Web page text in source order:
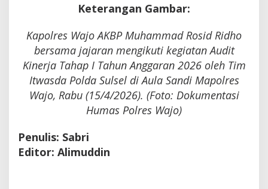
Keterangan Gambar:
Kapolres Wajo AKBP Muhammad Rosid Ridho
bersama jajaran mengikuti kegiatan Audit
Kinerja Tahap I Tahun Anggaran 2026 oleh Tim
Itwasda Polda Sulsel di Aula Sandi Mapolres
Wajo, Rabu (15/4/2026). (Foto: Dokumentasi
Humas Polres Wajo)
Penulis: Sabri
Editor: Alimuddin